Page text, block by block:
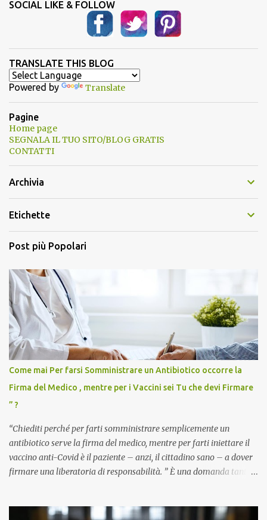
SOCIAL LIKE & FOLLOW
TRANSLATE THIS BLOG
Powered by Translate
Pagine
Home page
SEGNALA IL TUO SITO/BLOG GRATIS
CONTATTI
Archivia
Etichette
Post più Popolari
Come mai Per farsi Somministrare un Antibiotico occorre la
Firma del Medico , mentre per i Vaccini sei Tu che devi Firmare
” ?
“Chiediti perché per farti somministrare semplicemente un
antibiotico serve la firma del medico, mentre per farti iniettare il
vaccino anti-Covid è il paziente – anzi, il cittadino sano – a dover
firmare una liberatoria di responsabilità. ” È una domanda tanto
pandemia. Un interrogativo che dovrebbe scuotere chiunque abbia